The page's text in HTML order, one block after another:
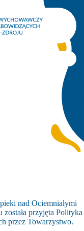
nad Ociemniałymi
przyjęta Polityka
przez Towarzystwo.